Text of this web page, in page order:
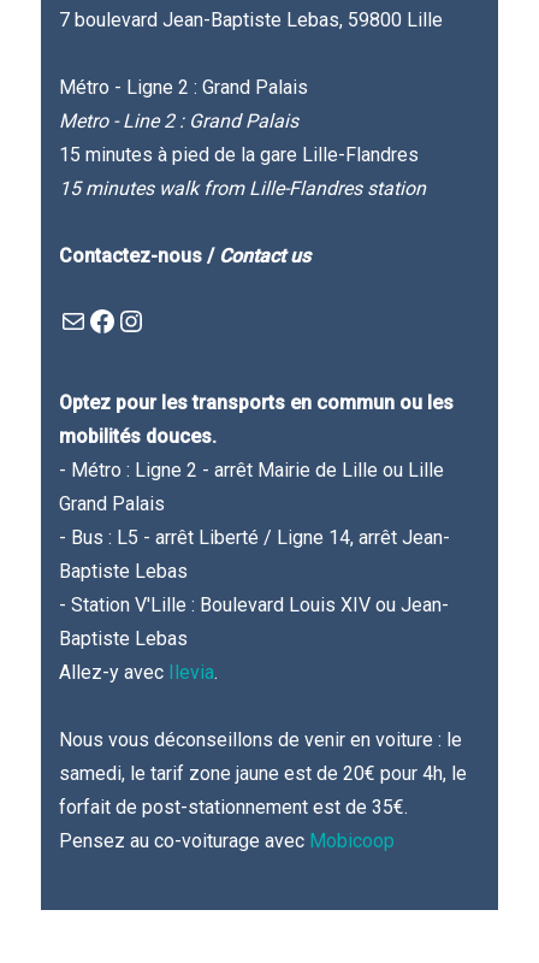
7 boulevard Jean-Baptiste Lebas, 59800 Lille
Métro - Ligne 2 : Grand Palais
Metro - Line 2 : Grand Palais
15 minutes à pied de la gare Lille-Flandres
15 minutes walk from Lille-Flandres station
Contactez-nous / Contact us
Mail
Facebook : Festivla des livres d'en hautInstagram
Optez pour les transports en commun ou les
mobilités douces.
- Métro : Ligne 2 - arrêt Mairie de Lille ou Lille
Grand Palais
- Bus : L5 - arrêt Liberté / Ligne 14, arrêt Jean-
Baptiste Lebas
- Station V'Lille : Boulevard Louis XIV ou Jean-
Baptiste Lebas
Allez-y avec
Ilevia.
Nous vous déconseillons de venir en voiture : le
samedi, le tarif zone jaune est de 20€ pour 4h, le
forfait de post-stationnement est de 35€.
Pensez au co-voiturage avec Mobicoop